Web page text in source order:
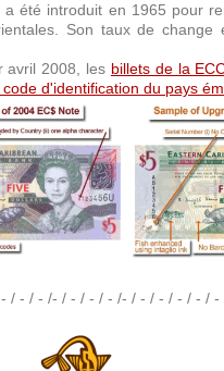
a été introduit en 1965 pour
Son taux de change
avril 2008, les billets de la
d'identification du pays
/ - / - /- / - / - / - /- / - / - / - / - /